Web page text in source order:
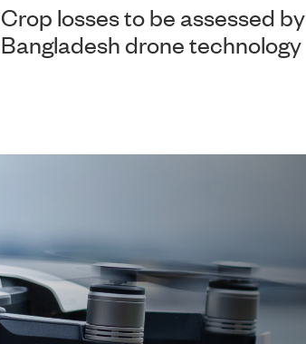
Crop losses to be assessed by
Bangladesh drone technology